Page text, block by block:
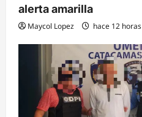
alerta amarilla
Maycol Lopez hace 12 horas